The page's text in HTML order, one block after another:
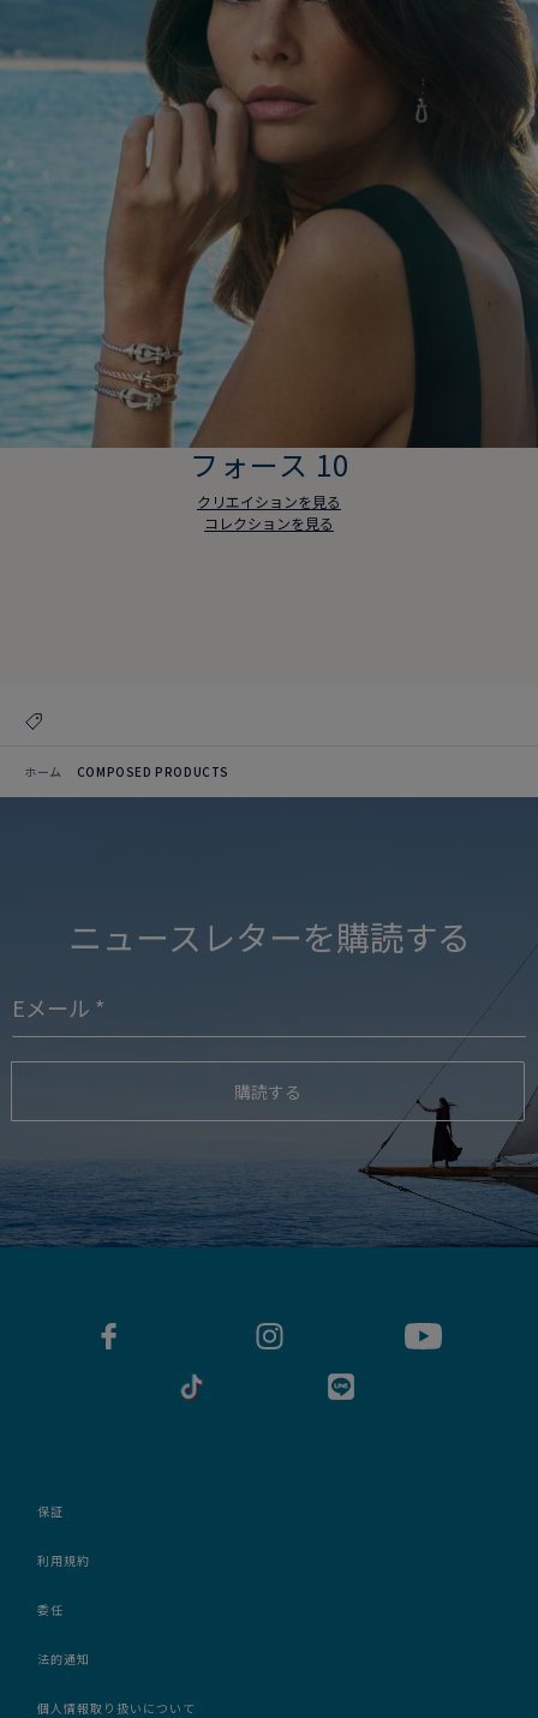
フォース 10
クリエイションを見る
コレクションを見る
ホーム COMPOSED PRODUCTS
ニュースレターを購読する
購読する
保証
利用規約
委任
法的通知
個人情報取り扱いについて